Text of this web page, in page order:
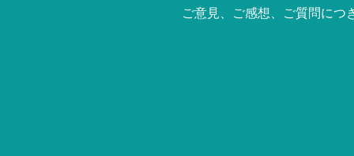
ご意見、ご感想、ご質問につ